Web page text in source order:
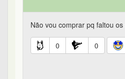
Não vou comprar pq faltou
0 0